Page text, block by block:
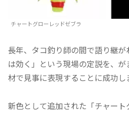
チャートグローレッドゼブラ
長年、タコ釣り師の間で語り継
は効く」という現場の定説を、
材で見事に表現することに成功し
新色として追加された「チャー